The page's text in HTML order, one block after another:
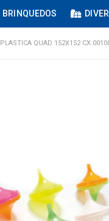
BRINQUEDOS
QUAD 152X152